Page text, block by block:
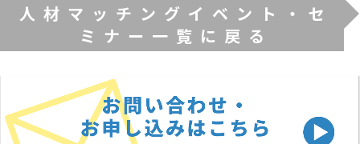
人材マッチングイベント・セ
ミナー一覧に戻る